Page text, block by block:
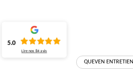
QUEVEN ENTRETIEN
5.0
Lire nos84 avis